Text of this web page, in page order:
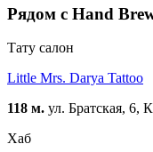
Рядом с Hand
Тату салон
Little Mrs. Darya Tattoo
118 м. ул. Братская, 6,
Хаб